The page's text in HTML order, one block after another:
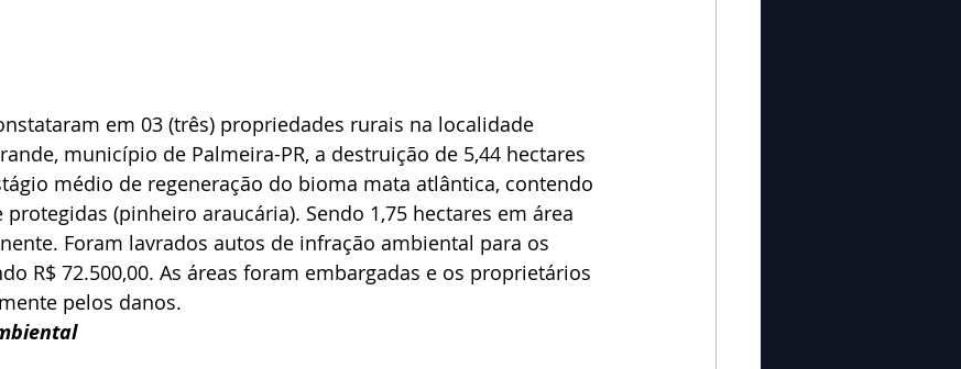
em 03 (três) propriedades rurais na localidade
município de Palmeira-PR, a destruição de 5,44 hectares
médio de regeneração do bioma mata atlântica, contendo
(pinheiro araucária). Sendo 1,75 hectares em área
Foram lavrados autos de infração ambiental para os
R$ 72.500,00. As áreas foram embargadas e os proprietários
pelos danos.